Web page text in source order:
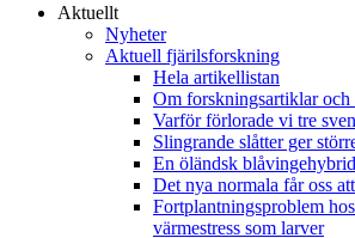
Aktuellt
Nyheter
Aktuell fjärilsforskning
Hela artikellistan
Om forskningsartiklar och
Varför förlorade vi tre
Slingrande slåtter ger
En öländsk blåvingehybrid
Det nya normala får oss
Fortplantningsproblem
värmestress som larver